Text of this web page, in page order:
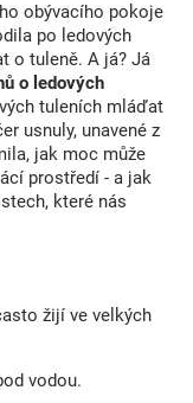
obývacího pokoje
po ledových
o tuleně. A já? Já
o ledových
tuleních mláďat
usnuly, unavené z
jak moc může
prostředí - a jak
které nás
žijí ve velkých
vodou.